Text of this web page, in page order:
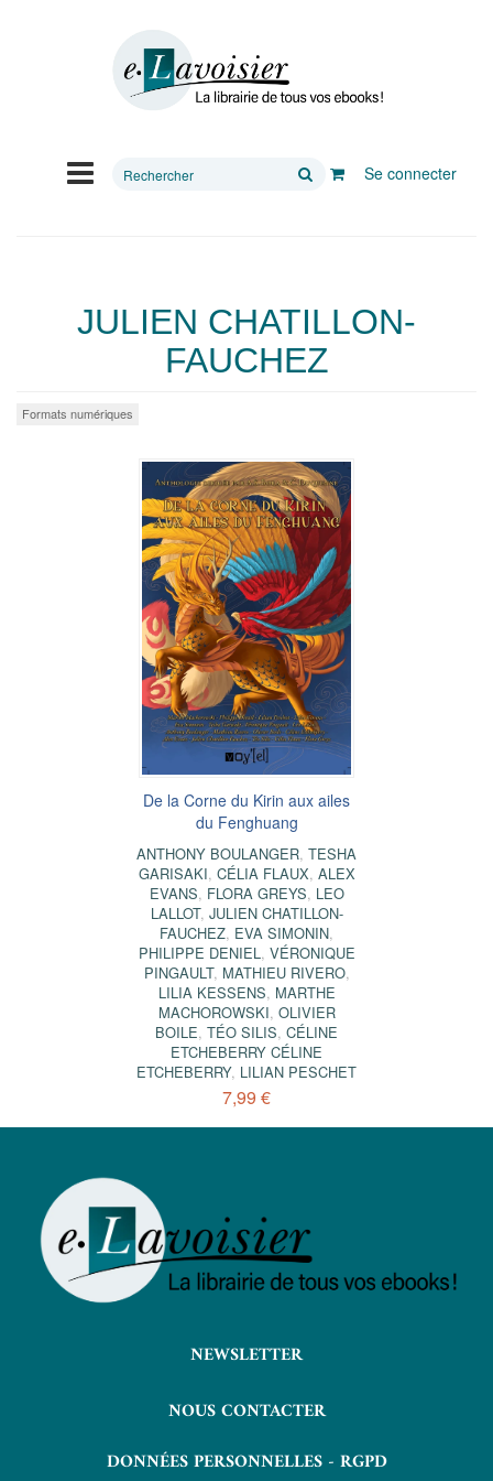
Rechercher
Se connecter
JULIEN CHATILLON-
FAUCHEZ
Formats numériques
De la Corne du Kirin aux ailes
du Fenghuang
ANTHONY BOULANGER, TESHA
GARISAKI, CÉLIA FLAUX, ALEX
EVANS, FLORA GREYS, LEO
LALLOT, JULIEN CHATILLON-
FAUCHEZ, EVA SIMONIN,
PHILIPPE DENIEL, VÉRONIQUE
PINGAULT, MATHIEU RIVERO,
LILIA KESSENS, MARTHE
MACHOROWSKI, OLIVIER
BOILE, TÉO SILIS, CÉLINE
ETCHEBERRY CÉLINE
ETCHEBERRY, LILIAN PESCHET
7,99 €
NEWSLETTER
NOUS CONTACTER
DONNÉES PERSONNELLES - RGPD